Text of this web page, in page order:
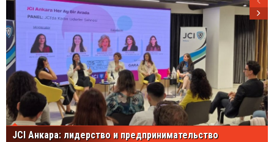
JCI Анкара: лидерство и предпринимательство